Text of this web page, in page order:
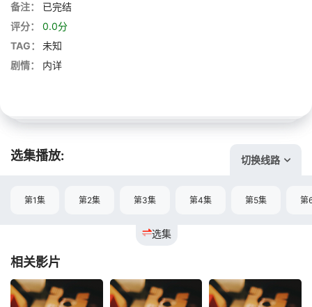
备注：
已完结
评分：
0.0分
TAG：
未知
剧情：
内详
选集播放: 切换线路
选集
第1集 第2集 第3集 第4集 第5集 第
相关影片